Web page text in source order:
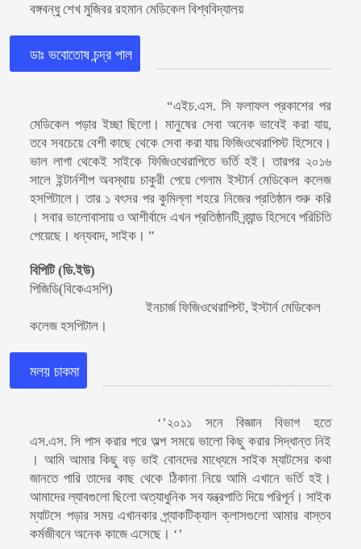
বঙ্গবন্ধু শেখ মুজিবর রহমান মেডিকেল বিশ্ববিদ্যালয়
ডাঃ ভবোতোষ চন্দ্র পাল
“এইচ.এস. সি ফলাফল প্রকাশের পর
মেডিকেল পড়ার ইচ্ছা ছিলো। মানুষের সেবা অনেক ভাবেই করা যায়,
তবে সবচেয়ে বেশী কাছে থেকে সেবা করা যায় ফিজিওথেরাপিস্ট হিসেবে।
ভাল লাগা থেকেই সাইকে ফিজিওথেরাপিতে ভর্তি হই। তারপর ২০১৬
সালে ইন্টার্নশীপ অবস্থায় চাকুরী পেয়ে গেলাম ইস্টার্ন মেডিকেল কলেজ
হসপিটালে। তার ১ বৎসর পর কুমিল্লা শহরে নিজের প্রতিষ্ঠান শুরু করি
। সবার ভালোবাসায় ও আশীর্বাদে এখন প্রতিষ্ঠানটি ব্র্যান্ড হিসেবে পরিচিতি
পেয়েছে। ধন্যবাদ, সাইক। ”
বিপিটি (ডি.ইউ)
পিজিডি(বিকেএসপি)
ইনচার্জ ফিজিওথেরাপিস্ট, ইস্টার্ন মেডিকেল
কলেজ হসপিটাল।
মলয় চাকমা
‘’২০১১ সনে বিজ্ঞান বিভাগ হতে
এস.এস. সি পাস করার পরে অল্প সময়ে ভালো কিছু করার সিদ্ধান্ত নিই
। আমি আমার কিছু বড় ভাই বোনদের মাধ্যেমে সাইক ম্যাটসের কথা
জানতে পারি তাদের কাছ থেকে ঠিকানা নিয়ে আমি এখানে ভর্তি হই।
আমাদের ল্যাবগুলো ছিলো অত্যাধুনিক সব যন্ত্রপাতি দিয়ে পরিপূর্ন। সাইক
ম্যাটসে পড়ার সময় এখানকার প্র্যাকটিক্যাল ক্লাসগুলো আমার বাস্তব
কর্মজীবনে অনেক কাজে এসেছে। ‘’